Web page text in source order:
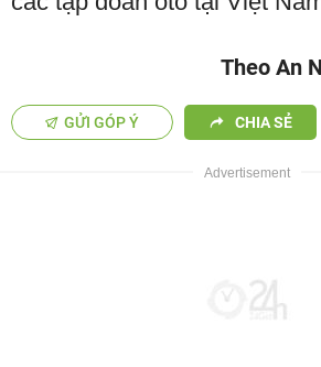
Theo An
GỬI GÓP Ý CHIA SẺ